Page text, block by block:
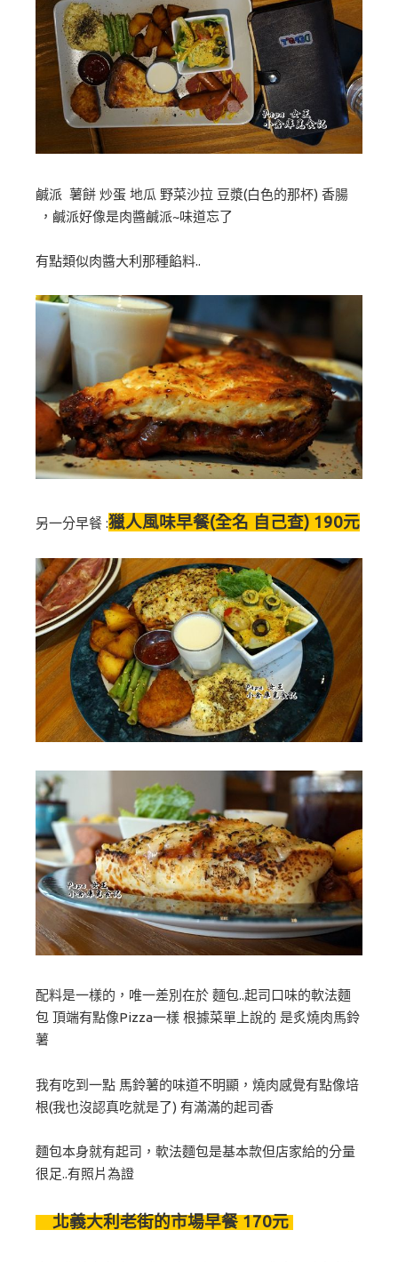
鹹派 薯餅 炒蛋 地瓜 野菜沙拉 豆漿(白色的那杯) 香腸
，鹹派好像是肉醬鹹派~味道忘了
有點類似肉醬大利那種餡料..
另一分早餐 :獵人風味早餐(全名 自己查) 190元
配料是一樣的，唯一差別在於 麵包..起司口味的軟法麵
包 頂端有點像Pizza一樣 根據菜單上說的 是炙燒肉馬鈴
薯
我有吃到一點 馬鈴薯的味道不明顯，燒肉感覺有點像培
根(我也沒認真吃就是了) 有滿滿的起司香
麵包本身就有起司，軟法麵包是基本款但店家給的分量
很足..有照片為證
北義大利老街的市場早餐 170元